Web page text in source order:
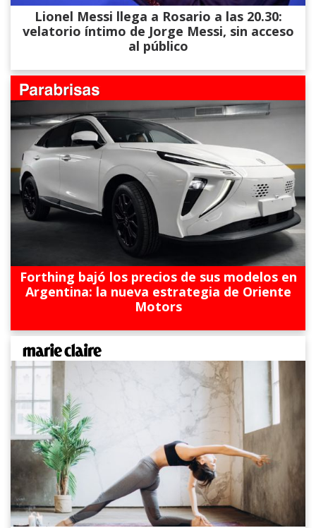
Lionel Messi llega a Rosario a las 20.30:
velatorio íntimo de Jorge Messi, sin acceso
al público
Forthing bajó los precios de sus modelos en
Argentina: la nueva estrategia de Oriente
Motors